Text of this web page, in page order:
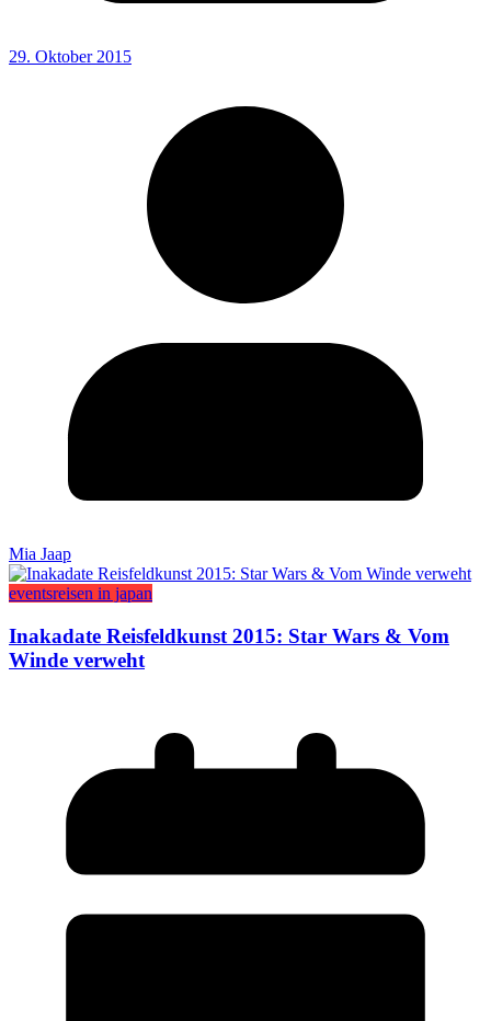
29. Oktober 2015
Mia Jaap
eventsreisen in japan
Inakadate Reisfeldkunst 2015: Star Wars & Vom
Winde verweht